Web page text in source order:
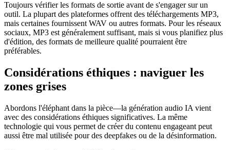
Toujours vérifier les formats de sortie avant de s'engager sur un
outil. La plupart des plateformes offrent des téléchargements MP3,
mais certaines fournissent WAV ou autres formats. Pour les réseaux
sociaux, MP3 est généralement suffisant, mais si vous planifiez plus
d'édition, des formats de meilleure qualité pourraient être
préférables.
Considérations éthiques : naviguer les
zones grises
Abordons l'éléphant dans la pièce—la génération audio IA vient
avec des considérations éthiques significatives. La même
technologie qui vous permet de créer du contenu engageant peut
aussi être mal utilisée pour des deepfakes ou de la désinformation.